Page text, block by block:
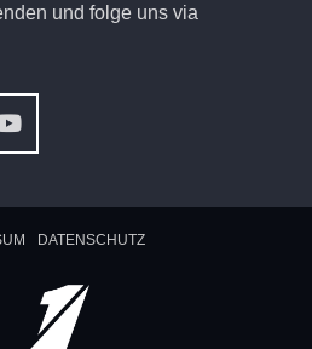
und folge uns via
DATENSCHUTZ